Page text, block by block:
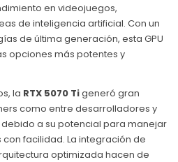
en videojuegos,
de inteligencia artificial. Con un
de última generación, esta GPU
opciones más potentes y
la RTX 5070 Tigeneró gran
como entre desarrolladores y
a su potencial para manejar
facilidad. La integración de
optimizada hacen de